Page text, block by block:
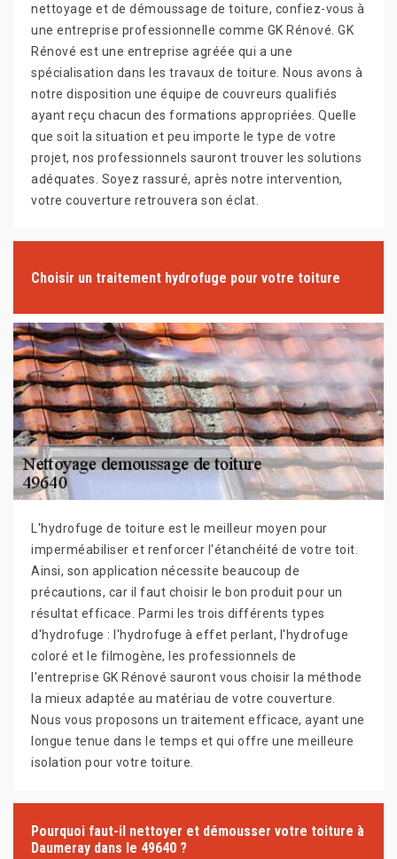
nettoyage et de démoussage de toiture, confiez-vous à
une entreprise professionnelle comme GK Rénové. GK
Rénové est une entreprise agréée qui a une
spécialisation dans les travaux de toiture. Nous avons à
notre disposition une équipe de couvreurs qualifiés
ayant reçu chacun des formations appropriées. Quelle
que soit la situation et peu importe le type de votre
projet, nos professionnels sauront trouver les solutions
adéquates. Soyez rassuré, après notre intervention,
votre couverture retrouvera son éclat.
Choisir un traitement hydrofuge pour votre toiture
L'hydrofuge de toiture est le meilleur moyen pour
imperméabiliser et renforcer l'étanchéité de votre toit.
Ainsi, son application nécessite beaucoup de
précautions, car il faut choisir le bon produit pour un
résultat efficace. Parmi les trois différents types
d'hydrofuge : l'hydrofuge à effet perlant, l'hydrofuge
coloré et le filmogène, les professionnels de
l'entreprise GK Rénové sauront vous choisir la méthode
la mieux adaptée au matériau de votre couverture.
Nous vous proposons un traitement efficace, ayant une
longue tenue dans le temps et qui offre une meilleure
isolation pour votre toiture.
Pourquoi faut-il nettoyer et démousser votre toiture à
Daumeray dans le 49640 ?